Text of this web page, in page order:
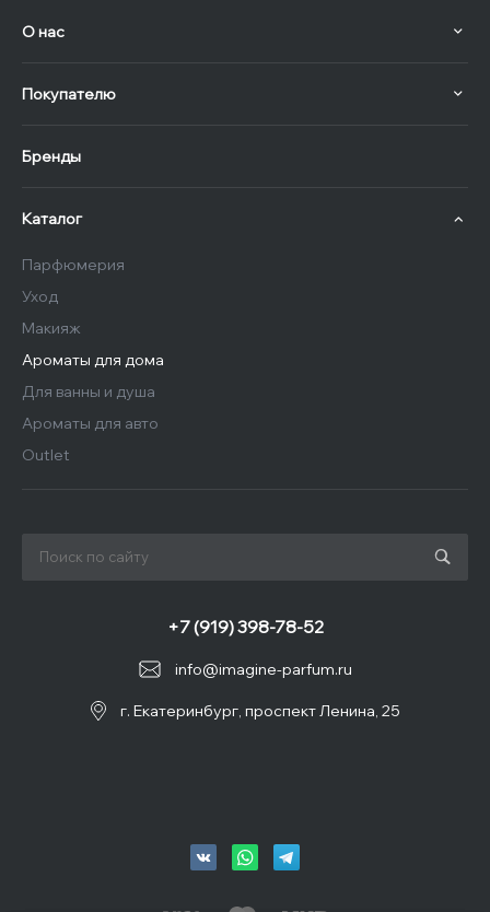
О нас
Покупателю
Бренды
Каталог
Парфюмерия
Уход
Макияж
Ароматы для дома
Для ванны и душа
Ароматы для авто
Outlet
info@imagine-parfum.ru
+7 (919) 398-78-52
г. Екатеринбург, проспект Ленина, 25